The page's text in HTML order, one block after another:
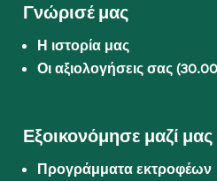
Γνώρισέ μας
Η ιστορία μας
Οι αξιολογήσεις σας
Εξοικονόμησε μαζί μας
Προγράμματα εκτροφέων